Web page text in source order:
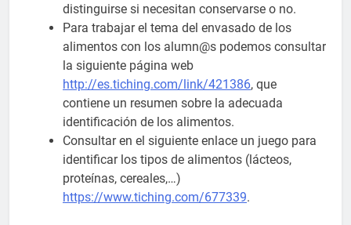
distinguirse si necesitan conservarse o no.
Para trabajar el tema del envasado de los
alimentos con los alumn@s podemos consultar
la siguiente página web
http://es.tiching.com/link/421386, que
contiene un resumen sobre la adecuada
identificación de los alimentos.
Consultar en el siguiente enlace un juego para
identificar los tipos de alimentos (lácteos,
proteínas, cereales,…)
https://www.tiching.com/677339.